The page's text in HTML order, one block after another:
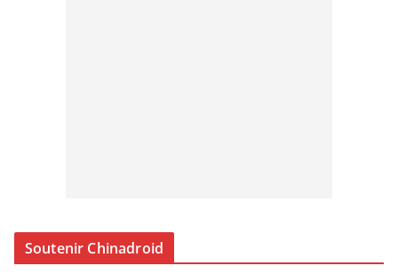
Soutenir Chinadroid